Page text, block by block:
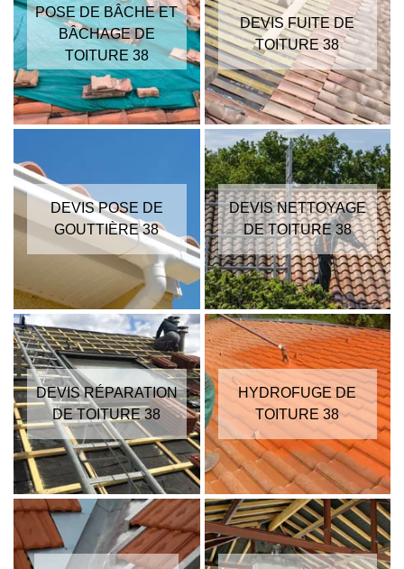
POSE DE BÂCHE ET
BÂCHAGE DE
TOITURE 38
DEVIS FUITE DE
TOITURE 38
DEVIS POSE DE
GOUTTIÈRE 38
DEVIS NETTOYAGE
DE TOITURE 38
DEVIS RÉPARATION
DE TOITURE 38
HYDROFUGE DE
TOITURE 38